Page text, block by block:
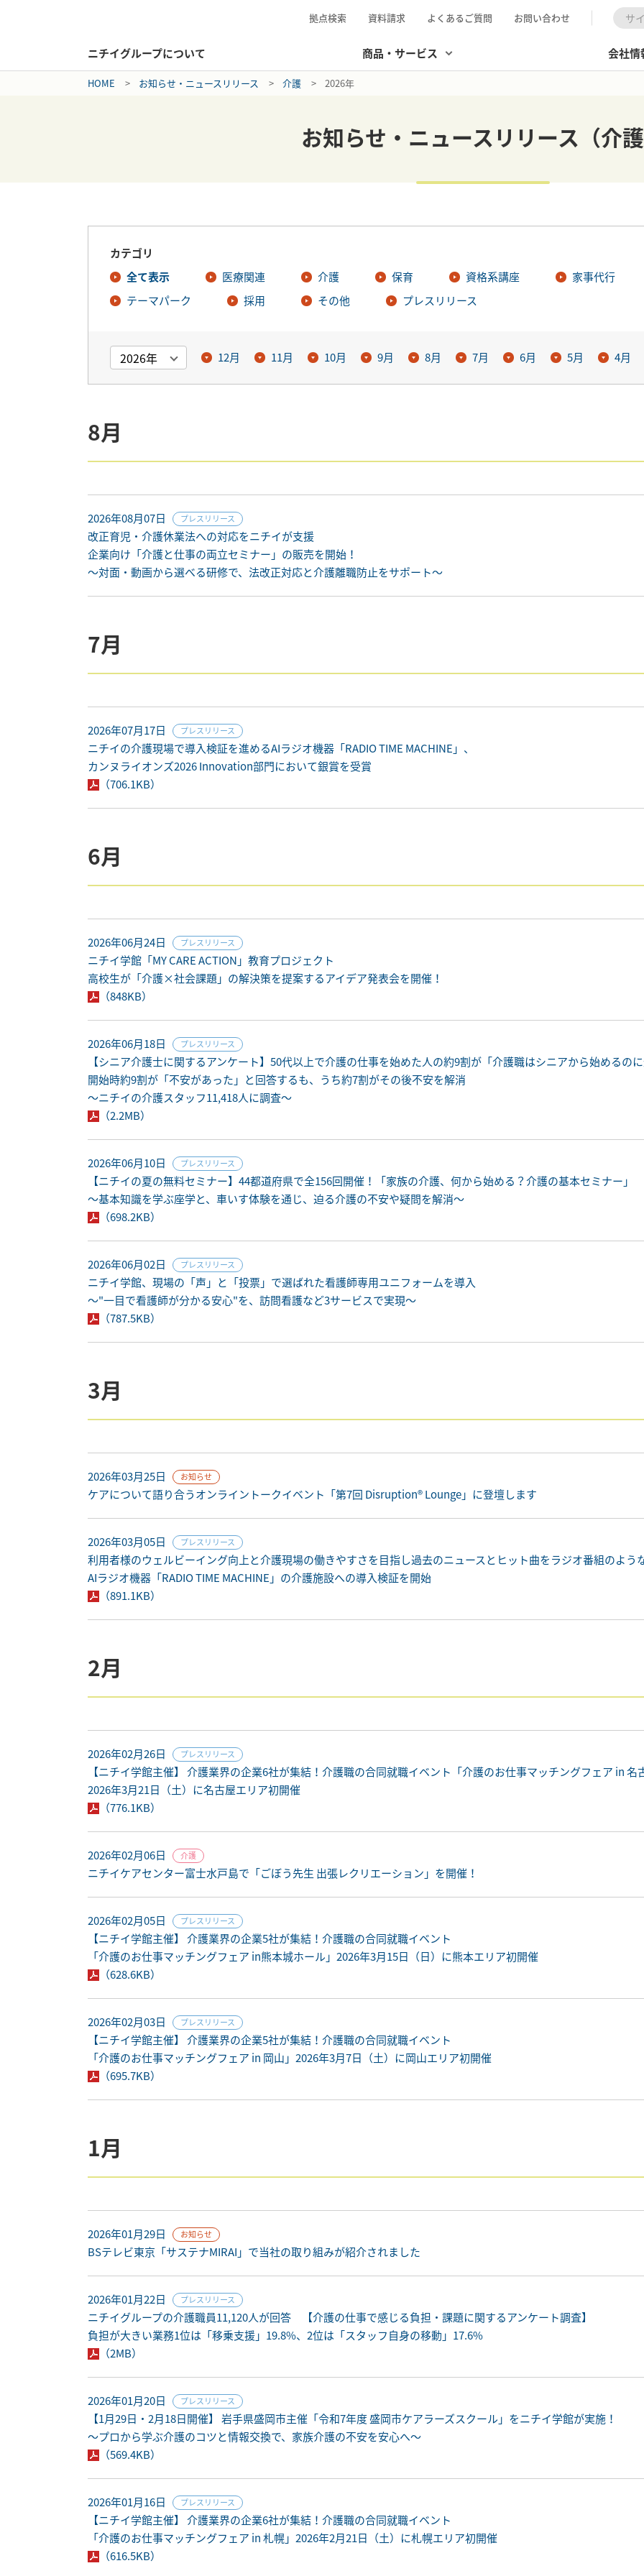
ニチイグループについて 商品・サービス 会社情
拠点検索 資料請求 よくあるご質問 お問い合わせ 検索
HOME お知らせ・ニュースリリース 介護 2026年
お知らせ・ニュースリリース（介
カテゴリ
全て表示
医療関連 介護 保育 資格系講座
家事代行
テーマパーク
採用 その他 プレスリリース
12月 11月 10月 9月 8月 7月 6月 5月 4月
8月
2026年08月07日 プレスリリース
改正育児・介護休業法への対応をニチイが支援
企業向け「介護と仕事の両立セミナー」の販売を開始！
〜対面・動画から選べる研修で、法改正対応と介護離職防止をサポート〜
7月
2026年07月17日 プレスリリース
ニチイの介護現場で導入検証を進めるAIラジオ機器「RADIO TIME MACHINE」、
カンヌライオンズ2026 Innovation部門において銀賞を受賞
（706.1KB）
6月
2026年06月24日 プレスリリース
ニチイ学館「MY CARE ACTION」教育プロジェクト
高校生が「介護×社会課題」の解決策を提案するアイデア発表会を開催！
（848KB）
2026年06月18日 プレスリリース
【シニア介護士に関するアンケート】50代以上で介護の仕事を始めた人の約9割が「介護職はシニアから始めるの
開始時約9割が「不安があった」と回答するも、うち約7割がその後不安を解消
～ニチイの介護スタッフ11,418人に調査～
（2.2MB）
2026年06月10日 プレスリリース
【ニチイの夏の無料セミナー】44都道府県で全156回開催！「家族の介護、何から始める？介護の基本セミナー」
〜基本知識を学ぶ座学と、車いす体験を通じ、迫る介護の不安や疑問を解消〜
（698.2KB）
2026年06月02日 プレスリリース
ニチイ学館、現場の「声」と「投票」で選ばれた看護師専用ユニフォームを導入
～"一目で看護師が分かる安心"を、訪問看護など3サービスで実現～
（787.5KB）
3月
2026年03月25日 お知らせ
ケアについて語り合うオンライントークイベント「第7回 Disruption® Lounge」に登壇します
2026年03月05日 プレスリリース
利用者様のウェルビーイング向上と介護現場の働きやすさを目指し過去のニュースとヒット曲をラジオ番組のよう
AIラジオ機器「RADIO TIME MACHINE」の介護施設への導入検証を開始
（891.1KB）
2月
2026年02月26日 プレスリリース
【ニチイ学館主催】 介護業界の企業6社が集結！介護職の合同就職イベント「介護のお仕事マッチングフェア in 名
2026年3月21日（土）に名古屋エリア初開催
（776.1KB）
2026年02月06日 介護
ニチイケアセンター富士水戸島で「ごぼう先生 出張レクリエーション」を開催！
2026年02月05日 プレスリリース
【ニチイ学館主催】 介護業界の企業5社が集結！介護職の合同就職イベント
「介護のお仕事マッチングフェア in熊本城ホール」2026年3月15日（日）に熊本エリア初開催
（628.6KB）
2026年02月03日 プレスリリース
【ニチイ学館主催】 介護業界の企業5社が集結！介護職の合同就職イベント
「介護のお仕事マッチングフェア in 岡山」2026年3月7日（土）に岡山エリア初開催
（695.7KB）
1月
2026年01月29日 お知らせ
BSテレビ東京「サステナMIRAI」で当社の取り組みが紹介されました
2026年01月22日 プレスリリース
ニチイグループの介護職員11,120人が回答 【介護の仕事で感じる負担・課題に関するアンケート調査】
負担が大きい業務1位は「移乗支援」19.8%、2位は「スタッフ自身の移動」17.6%
（2MB）
2026年01月20日 プレスリリース
【1月29日・2月18日開催】 岩手県盛岡市主催「令和7年度 盛岡市ケアラーズスクール」をニチイ学館が実施！
～プロから学ぶ介護のコツと情報交換で、家族介護の不安を安心へ～
（569.4KB）
2026年01月16日 プレスリリース
【ニチイ学館主催】 介護業界の企業6社が集結！介護職の合同就職イベント
「介護のお仕事マッチングフェア in 札幌」2026年2月21日（土）に札幌エリア初開催
（616.5KB）